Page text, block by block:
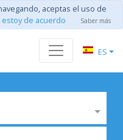
aceptas el uso de
estoy de acuerdo Saber más
ES